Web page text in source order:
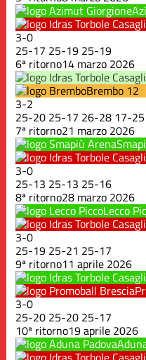
3-0
25-17 25-19 25-19
6ª ritorno14 marzo 2026
Brembo 12
3-2
25-20 25-17 26-28 17-25
7ª ritorno21 marzo 2026
3-0
25-13 25-13 25-16
8ª ritorno28 marzo 2026
Lecco
3-0
25-19 25-21 25-17
9ª ritorno11 aprile 2026
3-0
25-20 25-20 25-17
10ª ritorno19 aprile 2026